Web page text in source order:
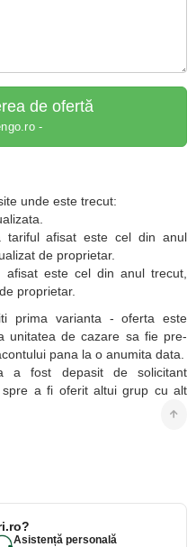
de ofertă
-
unde este trecut:
tariful afisat este cel din anul
de proprietar.
este cel din anul trecut,
proprietar.
prima varianta - oferta este
unitatea de cazare sa fie pre-
pana la o anumita data.
a fost depasit de solicitant
spre a fi oferit altui grup cu alt
Asistență personală